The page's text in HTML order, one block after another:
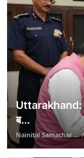
Uttarakhand:
ब...
Nainital Samachar ...